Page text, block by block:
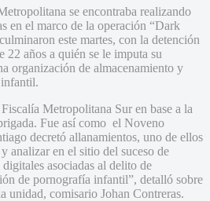
se encontraba realizando
en el marco de la operación “Dark
este martes, con la detención
22 años a quién se le imputa su
organización de almacenamiento y
Metropolitana Sur en base a la
Fue así como el Noveno
decretó allanamientos, uno de ellos
analizar en el sitio del suceso de
asociadas al delito de
de pornografía infantil”, detalló sobre
unidad, comisario Johan Contreras.